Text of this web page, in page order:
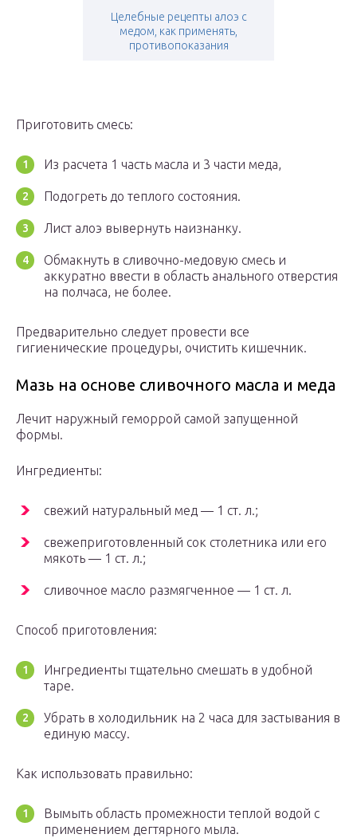
Целебные рецепты алоэ с
медом, как применять,
противопоказания
Приготовить смесь:
Из расчета 1 часть масла и 3 части меда,
Подогреть до теплого состояния.
Лист алоэ вывернуть наизнанку.
Обмакнуть в сливочно-медовую смесь и
аккуратно ввести в область анального отверстия
на полчаса, не более.
Предварительно следует провести все
гигиенические процедуры, очистить кишечник.
Мазь на основе сливочного масла и меда
Лечит наружный геморрой самой запущенной
формы.
Ингредиенты:
свежий натуральный мед — 1 ст. л.;
свежеприготовленный сок столетника или его
мякоть — 1 ст. л.;
сливочное масло размягченное — 1 ст. л.
Способ приготовления:
Ингредиенты тщательно смешать в удобной
таре.
Убрать в холодильник на 2 часа для застывания в
единую массу.
Как использовать правильно:
Вымыть область промежности теплой водой с
применением дегтярного мыла.